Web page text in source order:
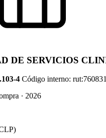
DE SERVICIOS
4 Código interno:
· 2026